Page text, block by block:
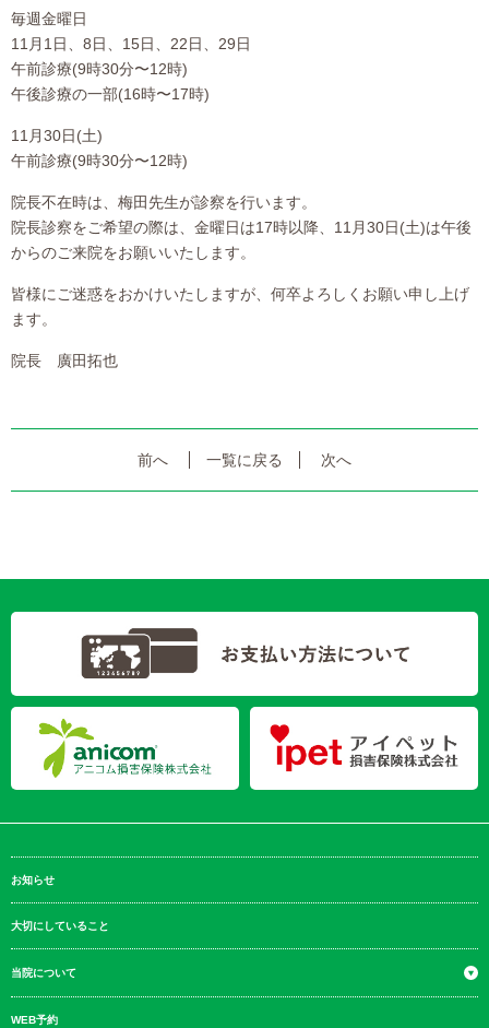
毎週金曜日
11月1日、8日、15日、22日、29日
午前診療(9時30分〜12時)
午後診療の一部(16時〜17時)
11月30日(土)
午前診療(9時30分〜12時)
院長不在時は、梅田先生が診察を行います。
院長診察をご希望の際は、金曜日は17時以降、11月30日(土)は午後
からのご来院をお願いいたします。
皆様にご迷惑をおかけいたしますが、何卒よろしくお願い申し上げ
ます。
院長 廣田拓也
前へ 一覧に戻る 次へ
お知らせ
大切にしていること
当院について
WEB予約